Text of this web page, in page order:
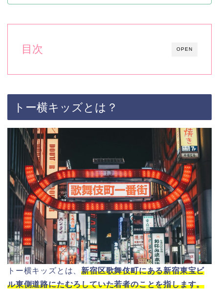
OPEN
目次
トー横キッズとは？
トー横キッズとは、新宿区歌舞伎町にある新宿東宝ビ
ル東側道路にたむろしていた若者のことを指します。